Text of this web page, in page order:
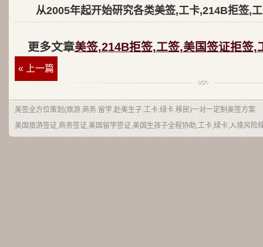
从2005年起开始研究各类美签,工卡,214B拒签,
更多文章美签,214B拒签,工签,美国签证拒签,
« 上一篇
美签全方位策划(旅游.商务.留学.赴美生子.工卡.绿卡.移民)一对一定制美签方案
美国旅游签证,商务签证,美国留学签证,美国生孩子全程协助,工卡,绿卡,入境风险